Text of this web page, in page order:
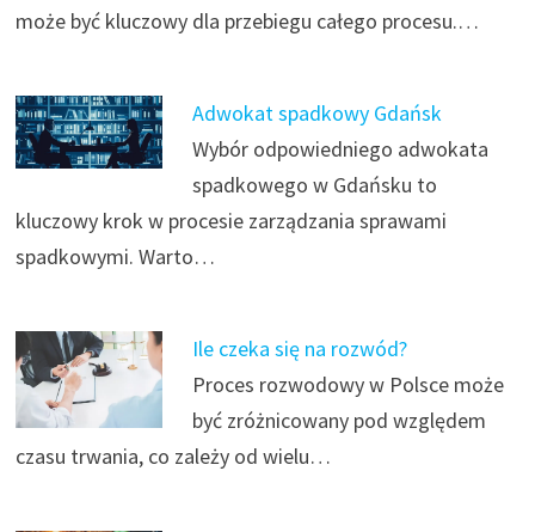
może być kluczowy dla przebiegu całego procesu.…
Adwokat spadkowy Gdańsk
Wybór odpowiedniego adwokata
spadkowego w Gdańsku to
kluczowy krok w procesie zarządzania sprawami
spadkowymi. Warto…
Ile czeka się na rozwód?
Proces rozwodowy w Polsce może
być zróżnicowany pod względem
czasu trwania, co zależy od wielu…